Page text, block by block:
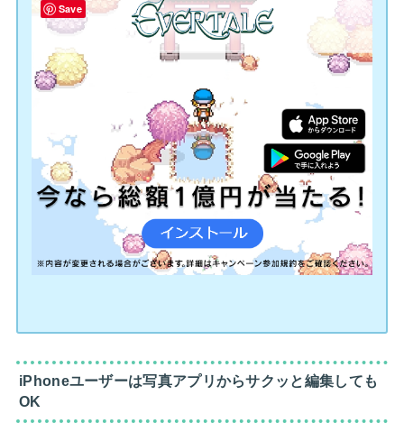
iPhoneユーザーは写真アプリからサクッと編集しても
OK
Save